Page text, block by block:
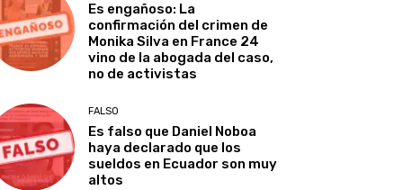
Es engañoso: La
confirmación del crimen de
Monika Silva en France 24
vino de la abogada del caso,
no de activistas
FALSO
Es falso que Daniel Noboa
haya declarado que los
sueldos en Ecuador son muy
altos